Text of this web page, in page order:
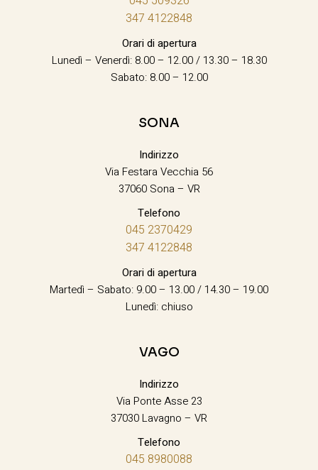
347 4122848
Orari di apertura
Lunedì – Venerdì: 8.00 – 12.00 / 13.30 – 18.30
Sabato: 8.00 – 12.00
SONA
Indirizzo
Via Festara Vecchia 56
37060 Sona – VR
Telefono
045 2370429
347 4122848
Orari di apertura
Martedì – Sabato: 9.00 – 13.00 / 14.30 – 19.00
Lunedì: chiuso
VAGO
Indirizzo
Via Ponte Asse 23
37030 Lavagno – VR
Telefono
045 8980088